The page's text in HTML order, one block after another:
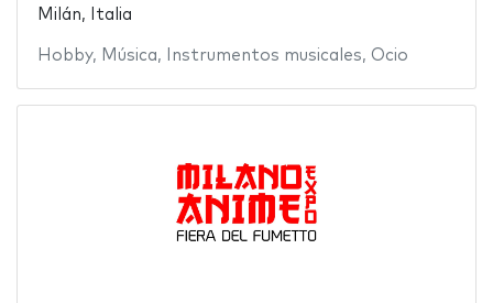
Milán, Italia
Hobby, Música, Instrumentos musicales, Ocio